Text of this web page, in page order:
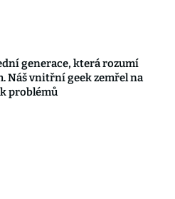
generace, která rozumí
Náš vnitřní geek zemřel na
problémů